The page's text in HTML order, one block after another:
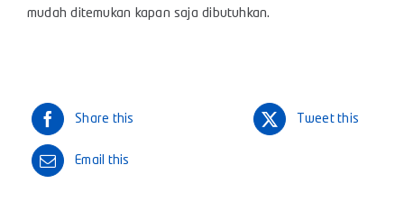
mudah ditemukan kapan saja dibutuhkan.
Share this Tweet this
Email this